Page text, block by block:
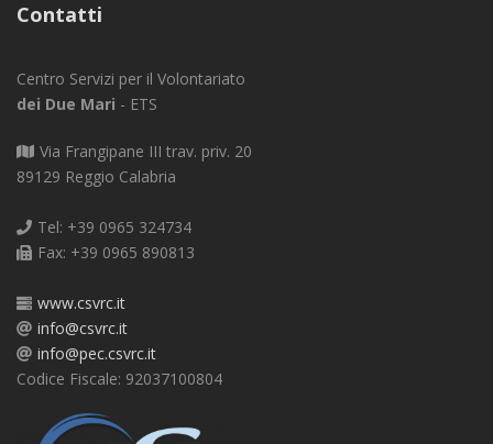
Contatti
Centro Servizi per il Volontariato
dei Due Mari - ETS
Via Frangipane III trav. priv. 20
89129 Reggio Calabria
Tel: +39 0965 324734
Fax: +39 0965 890813
www.csvrc.it
info@csvrc.it
info@pec.csvrc.it
Codice Fiscale: 92037100804